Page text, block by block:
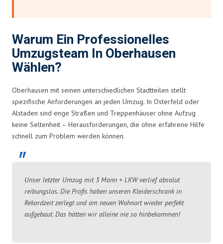
Warum Ein Professionelles
Umzugsteam In Oberhausen
Wählen?
Oberhausen mit seinen unterschiedlichen Stadtteilen stellt
spezifische Anforderungen an jeden Umzug. In Osterfeld oder
Alstaden sind enge Straßen und Treppenhäuser ohne Aufzug
keine Seltenheit – Herausforderungen, die ohne erfahrene Hilfe
schnell zum Problem werden können.
Unser letzter Umzug mit 3 Mann + LKW verlief absolut
reibungslos. Die Profis haben unseren Kleiderschrank in
Rekordzeit zerlegt und am neuen Wohnort wieder perfekt
aufgebaut. Das hätten wir alleine nie so hinbekommen!